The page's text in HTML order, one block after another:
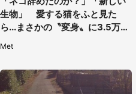
生物」 愛する猫をふと見た
ら...まさかの〝変身〟に3.5万人
Met